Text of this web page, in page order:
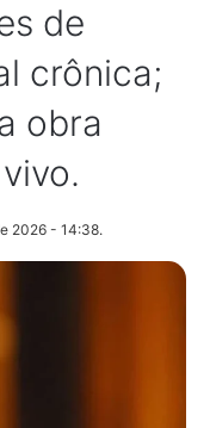
de
crônica;
obra
2026 - 14:38.